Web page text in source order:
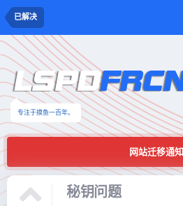
已解决
专注于摸鱼一百年。
网站迁移通知
秘钥问题